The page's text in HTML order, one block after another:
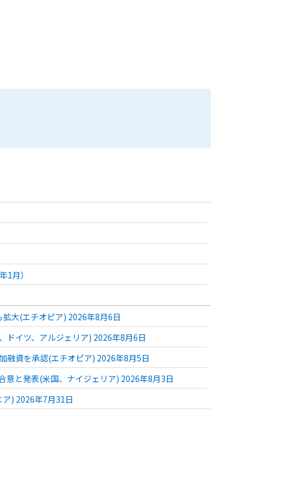
1月）
大(エチオピア) 2026年8月6日
ドイツ、アルジェリア) 2026年8月6日
融資を承認(エチオピア) 2026年8月5日
意と発表(米国、ナイジェリア) 2026年8月3日
) 2026年7月31日